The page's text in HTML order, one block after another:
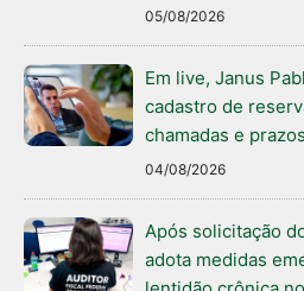
05/08/2026
Em live, Janus
cadastro de
chamadas e prazos
04/08/2026
Após solicitação
adota medidas